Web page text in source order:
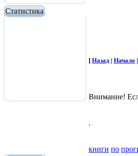
Статистика
[ Назад | Начало |
Внимание!
.
книги по